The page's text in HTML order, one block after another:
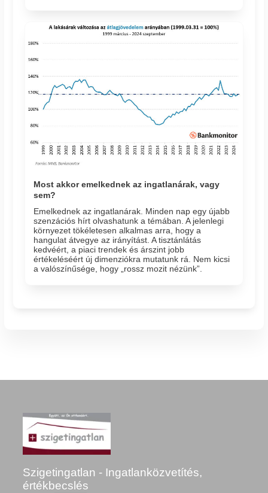
Most akkor emelkednek az ingatlanárak, vagy
sem?
Emelkednek az ingatlanárak. Minden nap egy újabb
szenzációs hírt olvashatunk a témában. A jelenlegi
környezet tökéletesen alkalmas arra, hogy a
hangulat átvegye az irányítást. A tisztánlátás
kedvéért, a piaci trendek és árszint jobb
értékeléséért új dimenziókra mutatunk rá. Nem kicsi
a valószínűsége, hogy „rossz mozit nézünk”.
Szigetingatlan - Ingatlanközvetítés,
értékbecslés